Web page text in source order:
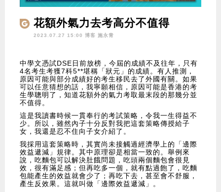
花額外氣力去考高分不值得
2023.07.27 15:00 博客 施永青
中學文憑試DSE日前放榜，今屆的成績不及往年，只有
4名考生考獲7科5**堪稱「狀元」的成績。有人推測，
原因可能與部分成績好的考生移民去了外國有關。如果
可以任意猜想的話，我寧願相信，原因可能是香港的考
生學聰明了，知道花額外的氣力考取最末段的那幾分並
不值得。
這是我讀書時候一貫奉行的考試策略，令我一生得益不
少。所以，雖然內子十分反對我把這套策略傳授給子
女，我還是忍不住向子女介紹了。
我採用這套策略時，其實尚未接觸過經濟學上的「邊際
效益遞減」規律。其中原理卻是相當一致的。舉例來
說，吃麵包可以解決肚餓問題，吃頭兩個麵包會很見
效，很有滿足感；但再吃多一個，就有點過飽了，吃麵
包能產生的效益就會少了；再吃下去，甚至會不舒服，
產生反效果。這就叫做「邊際效益遞減」。